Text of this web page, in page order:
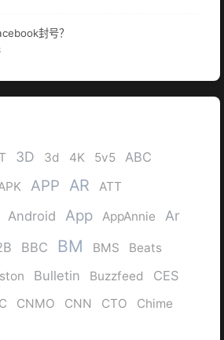
封号？
3D 3d 4K 5v5
ABC
APP AR
ATT
Android App AppAnnie Ar
BBC BM BMS
Beats
Bulletin Buzzfeed CES
CNMO CNN CTO
Chime